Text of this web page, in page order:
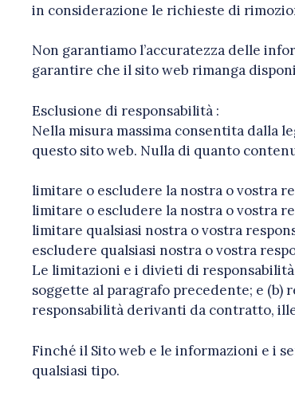
in considerazione le richieste di
Non garantiamo l’accuratezza delle
garantire che il sito web rimanga
Esclusione di responsabilità :
Nella misura massima consentita dalla
questo sito web. Nulla di quanto
limitare o escludere la nostra o vostra
limitare o escludere la nostra o vostra
limitare qualsiasi nostra o vostra
escludere qualsiasi nostra o vostra
Le limitazioni e i divieti di
soggette al paragrafo precedente; e
responsabilità derivanti da contratto,
Finché il Sito web e le informazioni e i
qualsiasi tipo.